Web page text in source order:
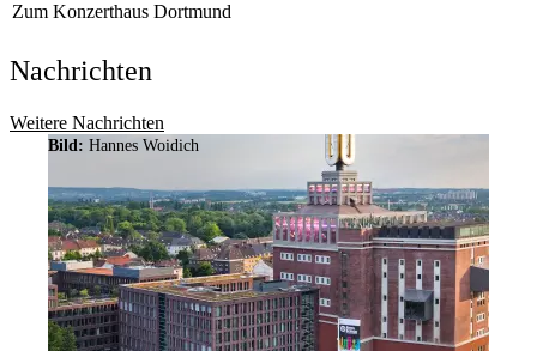
Zum Konzerthaus Dortmund
Nachrichten
Weitere Nachrichten
Bild: Hannes Woidich